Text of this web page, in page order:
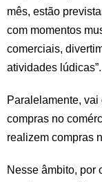
mês, estão
com momentos
comerciais,
atividades lúdicas”.
Paralelamente,
compras no
realizem compras
Nesse âmbito, por